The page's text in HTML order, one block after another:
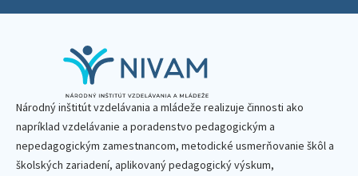
Národný inštitút vzdelávania a mládeže realizuje činnosti ako
napríklad vzdelávanie a poradenstvo pedagogickým a
nepedagogickým zamestnancom, metodické usmerňovanie škôl a
školských zariadení, aplikovaný pedagogický výskum,